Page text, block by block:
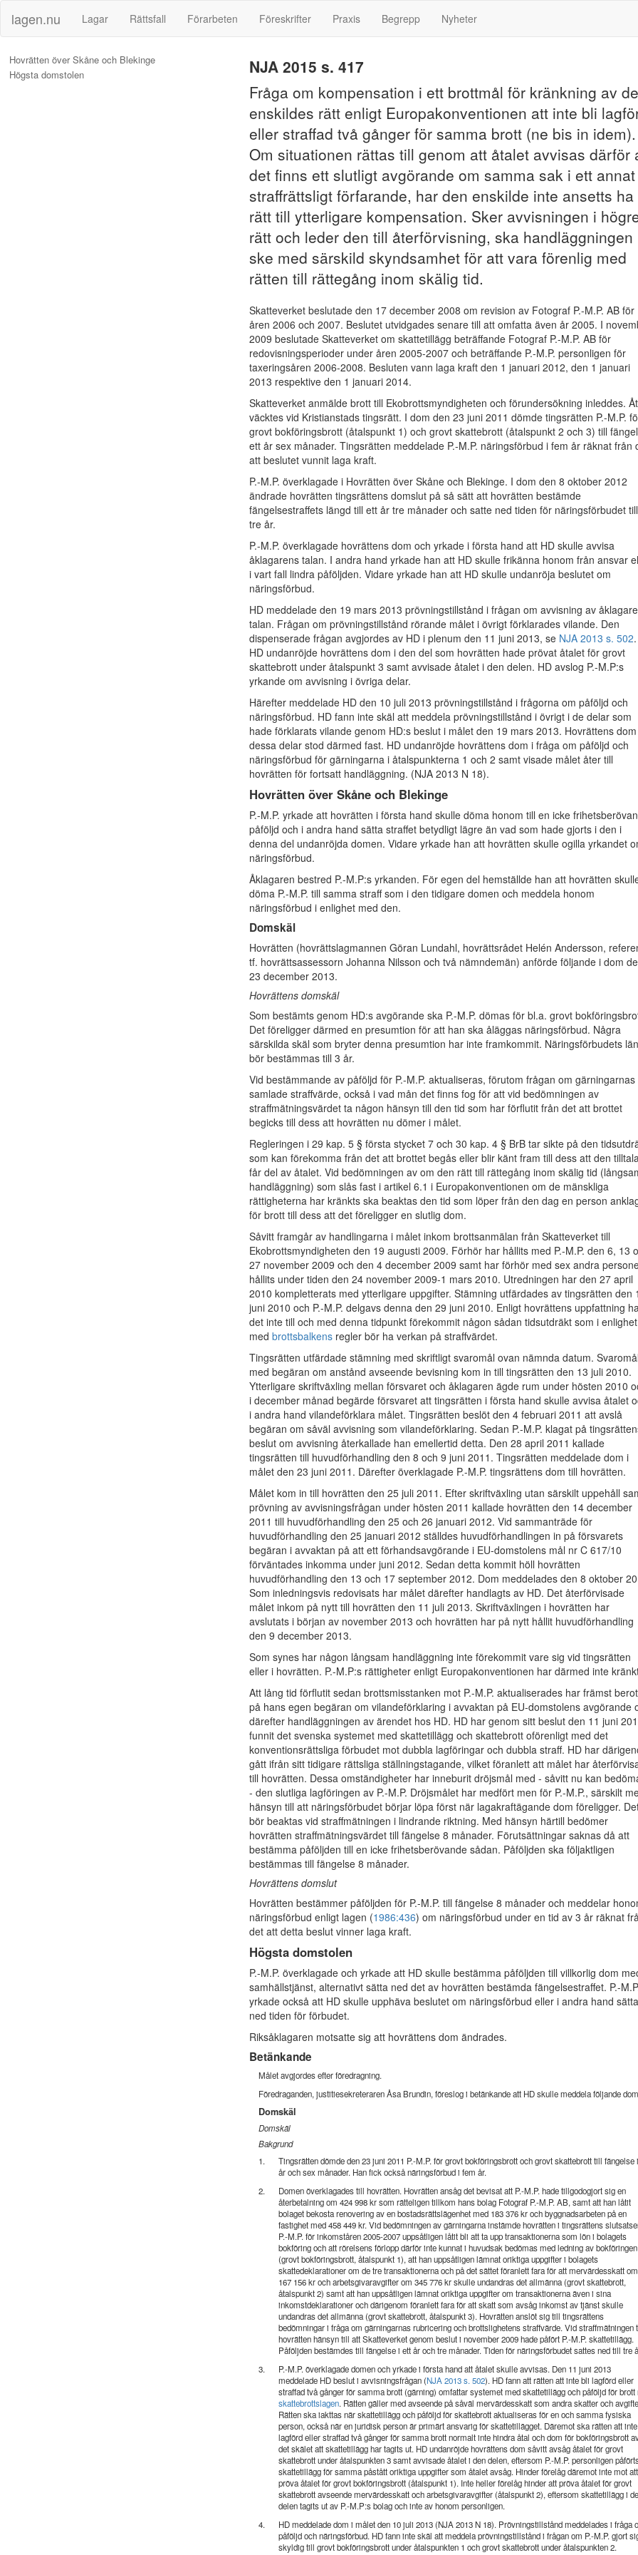
lagen.nu Lagar Rättsfall Förarbeten Föreskrifter Praxis Begrepp Nyheter
Hovrätten över Skåne och Blekinge
Högsta domstolen
NJA 2015 s. 417
Fråga om kompensation i ett brottmål för kränkning av
enskildes rätt enligt Europakonventionen att inte bli
eller straffad två gånger för samma brott (ne bis in idem).
Om situationen rättas till genom att åtalet avvisas därför
det finns ett slutligt avgörande om samma sak i ett annat
straffrättsligt förfarande, har den enskilde inte ansetts ha
rätt till ytterligare kompensation. Sker avvisningen i
rätt och leder den till återförvisning, ska handläggningen
ske med särskild skyndsamhet för att vara förenlig med
rätten till rättegång inom skälig tid.
Skatteverket beslutade den 17 december 2008 om revision av Fotograf P.-M.P. AB för
åren 2006 och 2007. Beslutet utvidgades senare till att omfatta även år 2005. I
2009 beslutade Skatteverket om skattetillägg beträffande Fotograf P.-M.P. AB för
redovisningsperioder under åren 2005-2007 och beträffande P.-M.P. personligen för
taxeringsåren 2006-2008. Besluten vann laga kraft den 1 januari 2012, den 1 januari
2013 respektive den 1 januari 2014.
Skatteverket anmälde brott till Ekobrottsmyndigheten och förundersökning inleddes.
väcktes vid Kristianstads tingsrätt. I dom den 23 juni 2011 dömde tingsrätten P.-M.P.
grovt bokföringsbrott (åtalspunkt 1) och grovt skattebrott (åtalspunkt 2 och 3) till
ett år sex månader. Tingsrätten meddelade P.-M.P. näringsförbud i fem år räknat från
att beslutet vunnit laga kraft.
P.-M.P. överklagade i Hovrätten över Skåne och Blekinge. I dom den 8 oktober 2012
ändrade hovrätten tingsrättens domslut på så sätt att hovrätten bestämde
fängelsestraffets längd till ett år tre månader och satte ned tiden för näringsförbudet till
tre år.
P.-M.P. överklagade hovrättens dom och yrkade i första hand att HD skulle avvisa
åklagarens talan. I andra hand yrkade han att HD skulle frikänna honom från ansvar
i vart fall lindra påföljden. Vidare yrkade han att HD skulle undanröja beslutet om
näringsförbud.
HD meddelade den 19 mars 2013 prövningstillstånd i frågan om avvisning av
talan. Frågan om prövningstillstånd rörande målet i övrigt förklarades vilande. Den
dispenserade frågan avgjordes av HD i plenum den 11 juni 2013, se NJA 2013 s. 502.
HD undanröjde hovrättens dom i den del som hovrätten hade prövat åtalet för grovt
skattebrott under åtalspunkt 3 samt avvisade åtalet i den delen. HD avslog P.-M.P:s
yrkande om avvisning i övriga delar.
Härefter meddelade HD den 10 juli 2013 prövningstillstånd i frågorna om påföljd och
näringsförbud. HD fann inte skäl att meddela prövningstillstånd i övrigt i de delar som
hade förklarats vilande genom HD:s beslut i målet den 19 mars 2013. Hovrättens
dessa delar stod därmed fast. HD undanröjde hovrättens dom i fråga om påföljd och
näringsförbud för gärningarna i åtalspunkterna 1 och 2 samt visade målet åter till
hovrätten för fortsatt handläggning. (NJA 2013 N 18).
Hovrätten över Skåne och Blekinge
P.-M.P. yrkade att hovrätten i första hand skulle döma honom till en icke
påföljd och i andra hand sätta straffet betydligt lägre än vad som hade gjorts i den i
denna del undanröjda domen. Vidare yrkade han att hovrätten skulle ogilla yrkandet
näringsförbud.
Åklagaren bestred P.-M.P:s yrkanden. För egen del hemställde han att hovrätten
döma P.-M.P. till samma straff som i den tidigare domen och meddela honom
näringsförbud i enlighet med den.
Domskäl
Hovrätten (hovrättslagmannen Göran Lundahl, hovrättsrådet Helén Andersson,
tf. hovrättsassessorn Johanna Nilsson och två nämndemän) anförde följande i dom
23 december 2013.
Hovrättens domskäl
Som bestämts genom HD:s avgörande ska P.-M.P. dömas för bl.a. grovt
Det föreligger därmed en presumtion för att han ska åläggas näringsförbud. Några
särskilda skäl som bryter denna presumtion har inte framkommit. Näringsförbudets
bör bestämmas till 3 år.
Vid bestämmande av påföljd för P.-M.P. aktualiseras, förutom frågan om gärningarnas
samlade straffvärde, också i vad mån det finns fog för att vid bedömningen av
straffmätningsvärdet ta någon hänsyn till den tid som har förflutit från det att brottet
begicks till dess att hovrätten nu dömer i målet.
Regleringen i 29 kap. 5 § första stycket 7 och 30 kap. 4 § BrB tar sikte på den
som kan förekomma från det att brottet begås eller blir känt fram till dess att den
får del av åtalet. Vid bedömningen av om den rätt till rättegång inom skälig tid
handläggning) som slås fast i artikel 6.1 i Europakonventionen om de mänskliga
rättigheterna har kränkts ska beaktas den tid som löper från den dag en person
för brott till dess att det föreligger en slutlig dom.
Såvitt framgår av handlingarna i målet inkom brottsanmälan från Skatteverket till
Ekobrottsmyndigheten den 19 augusti 2009. Förhör har hållits med P.-M.P. den 6, 13
27 november 2009 och den 4 december 2009 samt har förhör med sex andra
hållits under tiden den 24 november 2009-1 mars 2010. Utredningen har den 27 april
2010 kompletterats med ytterligare uppgifter. Stämning utfärdades av tingsrätten den
juni 2010 och P.-M.P. delgavs denna den 29 juni 2010. Enligt hovrättens uppfattning
det inte till och med denna tidpunkt förekommit någon sådan tidsutdräkt som i enlighet
med brottsbalkens regler bör ha verkan på straffvärdet.
Tingsrätten utfärdade stämning med skriftligt svaromål ovan nämnda datum. Svaromål
med begäran om anstånd avseende bevisning kom in till tingsrätten den 13 juli 2010.
Ytterligare skriftväxling mellan försvaret och åklagaren ägde rum under hösten 2010
i december månad begärde försvaret att tingsrätten i första hand skulle avvisa åtalet
i andra hand vilandeförklara målet. Tingsrätten beslöt den 4 februari 2011 att avslå
begäran om såväl avvisning som vilandeförklaring. Sedan P.-M.P. klagat på
beslut om avvisning återkallade han emellertid detta. Den 28 april 2011 kallade
tingsrätten till huvudförhandling den 8 och 9 juni 2011. Tingsrätten meddelade dom i
målet den 23 juni 2011. Därefter överklagade P.-M.P. tingsrättens dom till hovrätten.
Målet kom in till hovrätten den 25 juli 2011. Efter skriftväxling utan särskilt uppehåll
prövning av avvisningsfrågan under hösten 2011 kallade hovrätten den 14 december
2011 till huvudförhandling den 25 och 26 januari 2012. Vid sammanträde för
huvudförhandling den 25 januari 2012 ställdes huvudförhandlingen in på försvarets
begäran i avvaktan på att ett förhandsavgörande i EU-domstolens mål nr C 617/10
förväntades inkomma under juni 2012. Sedan detta kommit höll hovrätten
huvudförhandling den 13 och 17 september 2012. Dom meddelades den 8 oktober
Som inledningsvis redovisats har målet därefter handlagts av HD. Det återförvisade
målet inkom på nytt till hovrätten den 11 juli 2013. Skriftväxlingen i hovrätten har
avslutats i början av november 2013 och hovrätten har på nytt hållit huvudförhandling
den 9 december 2013.
Som synes har någon långsam handläggning inte förekommit vare sig vid tingsrätten
eller i hovrätten. P.-M.P:s rättigheter enligt Europakonventionen har därmed inte
Att lång tid förflutit sedan brottsmisstanken mot P.-M.P. aktualiserades har främst
på hans egen begäran om vilandeförklaring i avvaktan på EU-domstolens avgörande
därefter handläggningen av ärendet hos HD. HD har genom sitt beslut den 11 juni
funnit det svenska systemet med skattetillägg och skattebrott oförenligt med det
konventionsrättsliga förbudet mot dubbla lagföringar och dubbla straff. HD har
gått ifrån sitt tidigare rättsliga ställningstagande, vilket föranlett att målet har
till hovrätten. Dessa omständigheter har inneburit dröjsmål med - såvitt nu kan
- den slutliga lagföringen av P.-M.P. Dröjsmålet har medfört men för P.-M.P., särskilt
hänsyn till att näringsförbudet börjar löpa först när lagakraftägande dom föreligger.
bör beaktas vid straffmätningen i lindrande riktning. Med hänsyn härtill bedömer
hovrätten straffmätningsvärdet till fängelse 8 månader. Förutsättningar saknas då att
bestämma påföljden till en icke frihetsberövande sådan. Påföljden ska följaktligen
bestämmas till fängelse 8 månader.
Hovrättens domslut
Hovrätten bestämmer påföljden för P.-M.P. till fängelse 8 månader och meddelar
näringsförbud enligt lagen (1986:436) om näringsförbud under en tid av 3 år räknat
det att detta beslut vinner laga kraft.
Högsta domstolen
P.-M.P. överklagade och yrkade att HD skulle bestämma påföljden till villkorlig dom
samhällstjänst, alternativt sätta ned det av hovrätten bestämda fängelsestraffet. P.-
yrkade också att HD skulle upphäva beslutet om näringsförbud eller i andra hand sätta
ned tiden för förbudet.
Riksåklagaren motsatte sig att hovrättens dom ändrades.
Betänkande
Målet avgjordes efter föredragning.
Föredraganden, justitiesekreteraren Åsa Brundin, föreslog i betänkande att HD skulle meddela följande
Domskäl
Domskäl
Bakgrund
1.
Tingsrätten dömde den 23 juni 2011 P.-M.P. för grovt bokföringsbrott och grovt skattebrott till fängelse
år och sex månader. Han fick också näringsförbud i fem år.
2.
Domen överklagades till hovrätten. Hovrätten ansåg det bevisat att P.-M.P. hade tillgodogjort sig en
återbetalning om 424 998 kr som rätteligen tillkom hans bolag Fotograf P.-M.P. AB, samt att han låtit
bolaget bekosta renovering av en bostadsrättslägenhet med 183 376 kr och byggnadsarbeten på en
fastighet med 458 449 kr. Vid bedömningen av gärningarna instämde hovrätten i tingsrättens
P.-M.P. för inkomståren 2005-2007 uppsåtligen låtit bli att ta upp transaktionerna som lön i bolagets
bokföring och att rörelsens förlopp därför inte kunnat i huvudsak bedömas med ledning av bokföringen
(grovt bokföringsbrott, åtalspunkt 1), att han uppsåtligen lämnat oriktiga uppgifter i bolagets
skattedeklarationer om de tre transaktionerna och på det sättet föranlett fara för att mervärdesskatt om
167 156 kr och arbetsgivaravgifter om 345 776 kr skulle undandras det allmänna (grovt skattebrott,
åtalspunkt 2) samt att han uppsåtligen lämnat oriktiga uppgifter om transaktionerna även i sina
inkomstdeklarationer och därigenom föranlett fara för att skatt som avsåg inkomst av tjänst skulle
undandras det allmänna (grovt skattebrott, åtalspunkt 3). Hovrätten anslöt sig till tingsrättens
bedömningar i fråga om gärningarnas rubricering och brottslighetens straffvärde. Vid straffmätningen
hovrätten hänsyn till att Skatteverket genom beslut i november 2009 hade påfört P.-M.P. skattetillägg.
Påföljden bestämdes till fängelse i ett år och tre månader. Tiden för näringsförbudet sattes ned till tre
3.
P.-M.P. överklagade domen och yrkade i första hand att åtalet skulle avvisas. Den 11 juni 2013
meddelade HD beslut i avvisningsfrågan (NJA 2013 s. 502). HD fann att rätten att inte bli lagförd eller
straffad två gånger för samma brott (gärning) omfattar systemet med skattetillägg och påföljd för brott
skattebrottslagen. Rätten gäller med avseende på såväl mervärdesskatt som andra skatter och
Rätten ska iakttas när skattetillägg och påföljd för skattebrott aktualiseras för en och samma fysiska
person, också när en juridisk person är primärt ansvarig för skattetillägget. Däremot ska rätten att
lagförd eller straffad två gånger för samma brott normalt inte hindra åtal och dom för bokföringsbrott
det skälet att skattetillägg har tagits ut. HD undanröjde hovrättens dom såvitt avsåg åtalet för grovt
skattebrott under åtalspunkten 3 samt avvisade åtalet i den delen, eftersom P.-M.P. personligen
skattetillägg för samma påstått oriktiga uppgifter som åtalet avsåg. Hinder förelåg däremot inte mot att
pröva åtalet för grovt bokföringsbrott (åtalspunkt 1). Inte heller förelåg hinder att pröva åtalet för grovt
skattebrott avseende mervärdesskatt och arbetsgivaravgifter (åtalspunkt 2), eftersom skattetillägg i
delen tagits ut av P.-M.P:s bolag och inte av honom personligen.
4.
HD meddelade dom i målet den 10 juli 2013 (NJA 2013 N 18). Prövningstillstånd meddelades i fråga
påföljd och näringsförbud. HD fann inte skäl att meddela prövningstillstånd i frågan om P.-M.P. gjort
skyldig till grovt bokföringsbrott under åtalspunkten 1 och grovt skattebrott under åtalspunkten 2.